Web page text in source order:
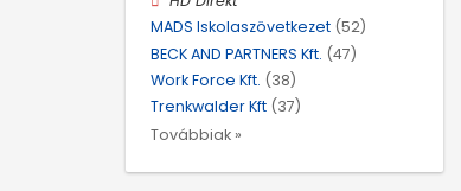
MADS Iskolaszövetkezet (52)
BECK AND PARTNERS Kft. (47)
Work Force Kft. (38)
Trenkwalder Kft (37)
Továbbiak »